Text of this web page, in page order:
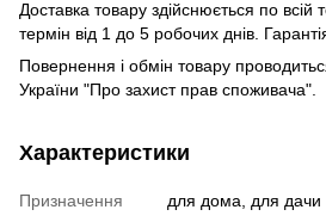
Доставка товару здійснюється по всій
термін від 1 до 5 робочих днів.
Повернення і обмін товару
України "Про захист прав споживача".
Характеристики
Призначення
для дома, для дачи